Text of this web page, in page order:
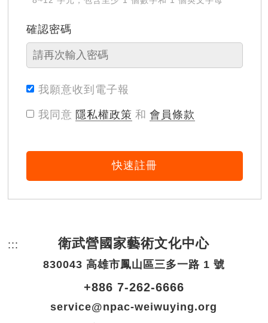
確認密碼
我願意收到電子報
我同意 隱私權政策 和 會員條款
快速註冊
::: 頁尾網站資訊。
衛武營國家藝術文化中心
830043 高雄市鳳山區三多一路 1 號
+886 7-262-6666
service@npac-weiwuying.org